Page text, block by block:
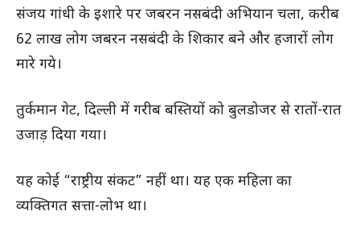
संजय गांधी के इशारे पर जबरन नसबंदी अभियान चला, करीब
62 लाख लोग जबरन नसबंदी के शिकार बने और हजारों लोग
मारे गये।
तुर्कमान गेट, दिल्ली में गरीब बस्तियों को बुलडोजर से रातों-रात
उजाड़ दिया गया।
यह कोई “राष्ट्रीय संकट” नहीं था। यह एक महिला का
व्यक्तिगत सत्ता-लोभ था।